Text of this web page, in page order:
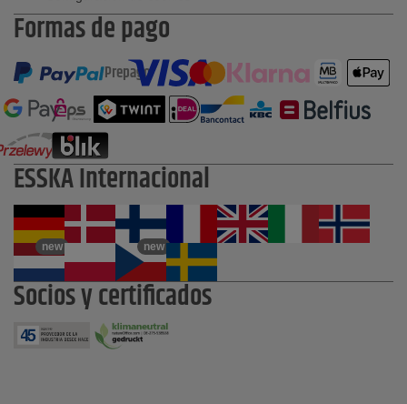
Formas de pago
Prepago
ESSKA Internacional
new new
Socios y certificados